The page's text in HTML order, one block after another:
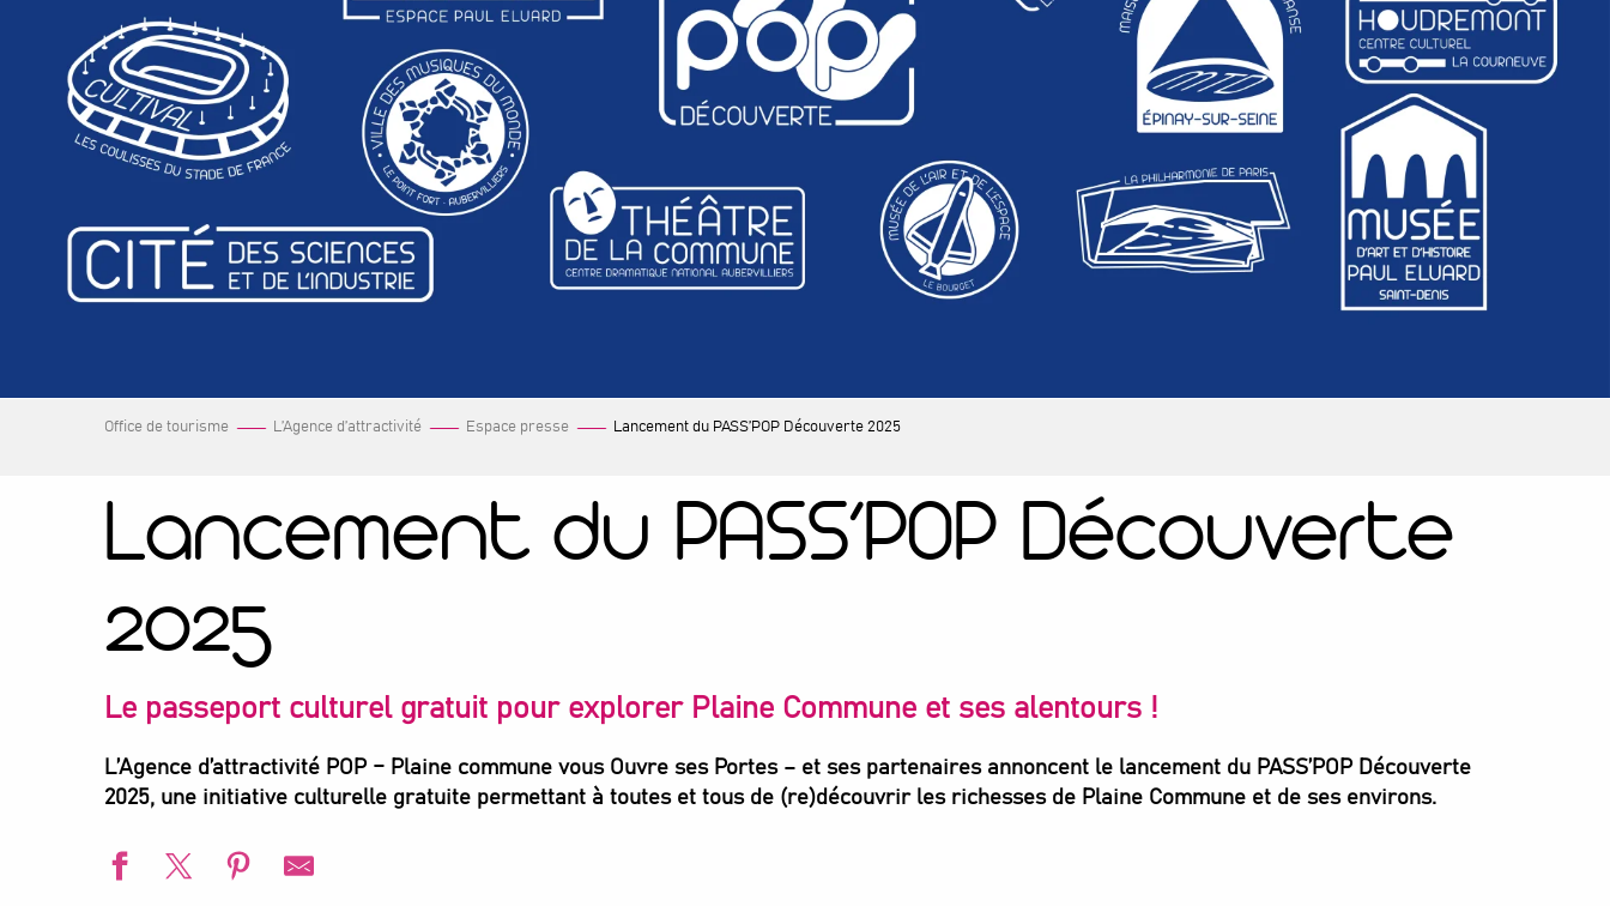
Office de tourisme L’Agence d’attractivité Espace presse Lancement du PASS’POP Découverte 2025
Lancement du PASS’POP Découverte
2025
Le passeport culturel gratuit pour explorer Plaine Commune et ses alentours !
L’Agence d’attractivité POP – Plaine commune vous Ouvre ses Portes – et ses partenaires annoncent le lancement du PASS’POP Découverte
2025, une initiative culturelle gratuite permettant à toutes et tous de (re)découvrir les richesses de Plaine Commune et de ses environs.